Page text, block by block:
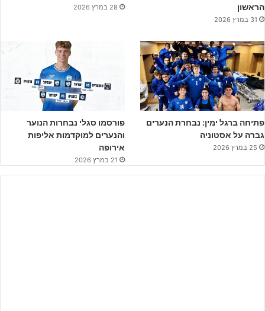
הראשון
31 במרץ 2026
28 במרץ 2026
פתיחה ברגל ימין: נבחרת הנערים
גברה על אסטוניה
25 במרץ 2026
פורסמו סגלי נבחרות הנוער
והנערים למוקדמות אליפות
אירופה
21 במרץ 2026